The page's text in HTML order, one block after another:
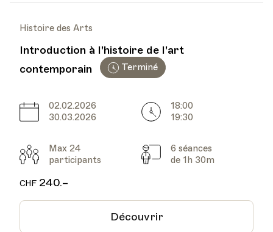
Histoire des Arts
Introduction à l'histoire de l'art
contemporain
Terminé
Date
02.02.2026
30.03.2026
Heure
18:00
19:30
Participants
Max 24
participants
Cours
6 séances
de 1h 30m
CHF240.–
Découvrir